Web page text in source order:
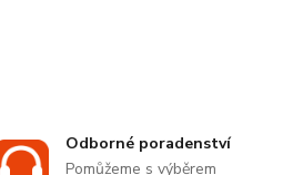
Odborné poradenství
Pomůžeme s výběrem